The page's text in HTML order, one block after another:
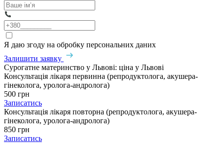
Я даю згоду на обробку персональних даних
Залишити заявку
Сурогатне материнство у Львові: ціна у Львові
Консультація лікаря первинна (репродуктолога, акушера-
гінеколога, уролога-андролога)
500 грн
Записатись
Консультація лікаря повторна (репродуктолога, акушера-
гінеколога, уролога-андролога)
850 грн
Записатись